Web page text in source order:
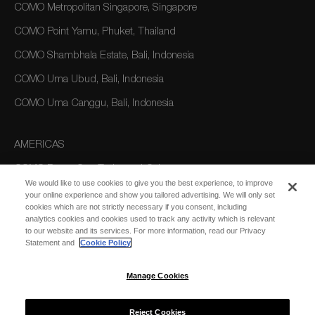
COMO Metropolitan Singapore, Singapore
COMO Point Yamu, Phuket, Thailand
COMO Shambhala Estate, Bali, Indonesia
COMO Uma Ubud, Bali, Indonesia
COMO Uma Canggu, Bali, Indonesia
AMERICAS
AUSTRALIA/OCEANIA
COMO The Treasury, Perth
We would like to use cookies to give you the best experience, to improve
your online experience and show you tailored advertising. We will only set
cookies which are not strictly necessary if you consent, including
analytics cookies and cookies used to track any activity which is relevant
to our website and its services. For more information, read our Privacy
Statement and
Cookie Policy
Manage Cookies
Reject Cookies